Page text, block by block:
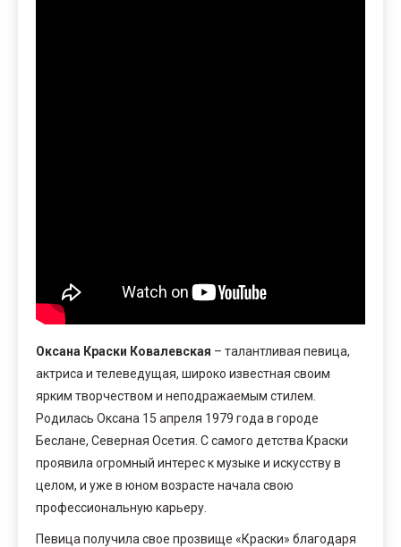
Оксана Краски Ковалевская – талантливая певица,
актриса и телеведущая, широко известная своим
ярким творчеством и неподражаемым стилем.
Родилась Оксана 15 апреля 1979 года в городе
Беслане, Северная Осетия. С самого детства Краски
проявила огромный интерес к музыке и искусству в
целом, и уже в юном возрасте начала свою
профессиональную карьеру.
Певица получила свое прозвище «Краски» благодаря